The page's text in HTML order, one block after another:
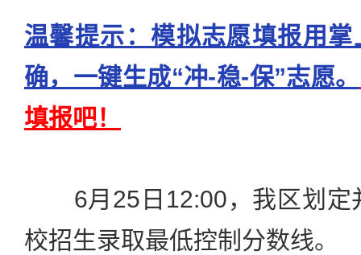
温馨提示：模拟志愿填报用
确，一键生成“冲-稳-保”志愿。
填报吧！
6月25日12:00，我区划定
校招生录取最低控制分数线。